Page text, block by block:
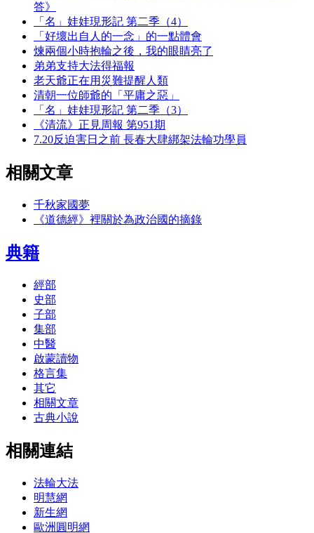
答》
「名」娃娃現形記 第二季（4）
「好壞出自人的一念」的一點體會
煉兩個小時抱輪之後，我的眼睛亮了
弟弟支持大法得福報
老天爺正在用災難提醒人類
清朝一位師爺的「平庸之惡」
「名」娃娃現形記 第二季（3）
《清流》正見周報 第951期
7.20反迫害日之前 長春大肆綁架法輪功學員
相關文章
千秋家國夢
《道德經》裡關於為政治國的摘錄
典籍
經部
史部
子部
集部
中醫
啟蒙讀物
格言集
其它
相關文章
古典小說
相關連結
法輪大法
明慧網
新生網
歐洲圓明網